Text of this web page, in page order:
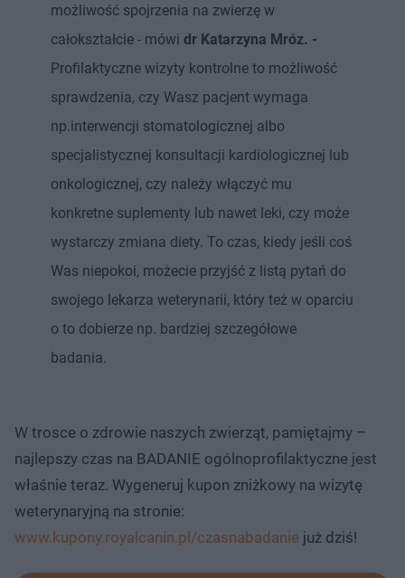
możliwość spojrzenia na zwierzę w
całokształcie - mówi dr Katarzyna Mróz. -
Profilaktyczne wizyty kontrolne to możliwość
sprawdzenia, czy Wasz pacjent wymaga
np.interwencji stomatologicznej albo
specjalistycznej konsultacji kardiologicznej lub
onkologicznej, czy należy włączyć mu
konkretne suplementy lub nawet leki, czy może
wystarczy zmiana diety. To czas, kiedy jeśli coś
Was niepokoi, możecie przyjść z listą pytań do
swojego lekarza weterynarii, który też w oparciu
o to dobierze np. bardziej szczegółowe
badania.
W trosce o zdrowie naszych zwierząt, pamiętajmy –
najlepszy czas na BADANIE ogólnoprofilaktyczne jest
właśnie teraz. Wygeneruj kupon zniżkowy na wizytę
weterynaryjną na stronie:
www.kupony.royalcanin.pl/czasnabadanie już dziś!